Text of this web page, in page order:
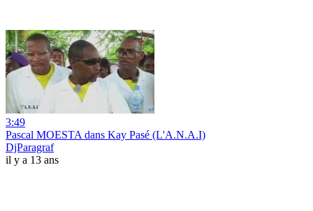
3:49
Pascal MOESTA dans Kay Pasé (L'A.N.A.I)
DjParagraf
il y a 13 ans